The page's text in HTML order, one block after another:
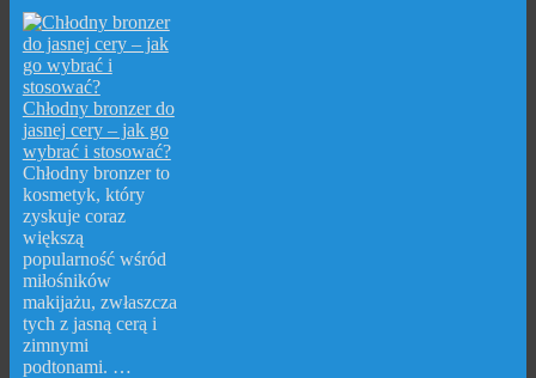
Chłodny bronzer do
jasnej cery – jak go
wybrać i stosować?
Chłodny bronzer to
kosmetyk, który
zyskuje coraz
większą
popularność wśród
miłośników
makijażu, zwłaszcza
tych z jasną cerą i
zimnymi
podtonami. …